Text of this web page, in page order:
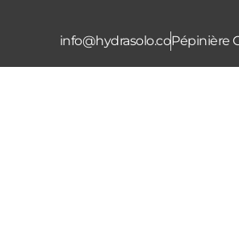
info@hydrasolo.coPépinière